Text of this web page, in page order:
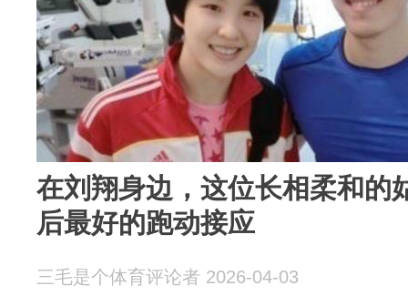
在刘翔身边，这位长相柔和的
后最好的跑动接应
三毛是个体育评论者 2026-04-03